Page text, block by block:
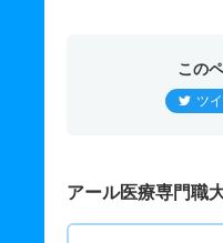
この
ツ
アール医療専門職